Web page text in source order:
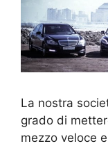
La nostra
grado di
mezzo veloce